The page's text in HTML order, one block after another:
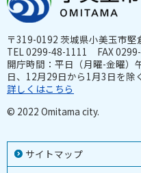
サイトマップ
〒319-0192 茨城県小美玉市堅
TEL 0299-48-1111 FAX
開庁時間：平日（月曜-金曜）
日、12月29日から1月3日を除
詳しくはこちら
© 2022 Omitama city.